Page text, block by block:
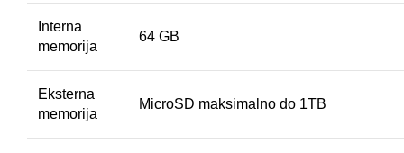
Interna
memorija
64 GB
Eksterna
memorija
MicroSD maksimalno do 1TB